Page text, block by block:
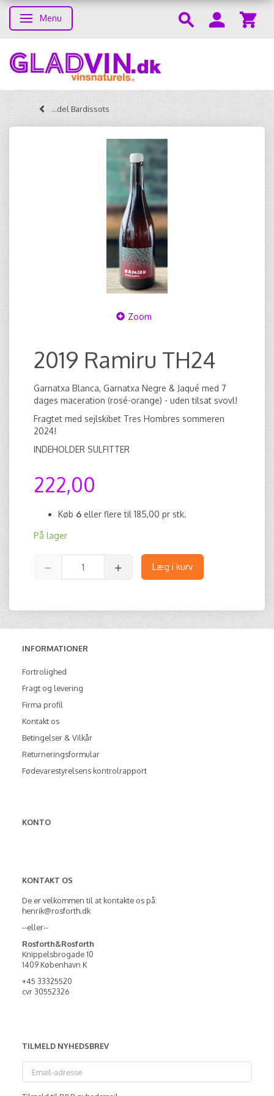
Skifte navigation
Menu
...del Bardissots
Zoom
2019 Ramiru TH24
Garnatxa Blanca, Garnatxa Negre & Jaqué med 7
dages maceration (rosé-orange) - uden tilsat svovl!
Fragtet med sejlskibet Tres Hombres sommeren
2024!
INDEHOLDER SULFITTER
222,00
Køb 6 eller flere til 185,00 pr stk.
På lager
Læg i kurv
INFORMATIONER
Fortrolighed
Fragt og levering
Firma profil
Kontakt os
Betingelser & Vilkår
Returneringsformular
Fødevarestyrelsens kontrolrapport
KONTO
KONTAKT OS
De er velkommen til at kontakte os på:
henrik@rosforth.dk
--eller--
Rosforth&Rosforth
Knippelsbrogade 10
1409 København K
+45 33325520
cvr 30552326
TILMELD NYHEDSBREV
adresse